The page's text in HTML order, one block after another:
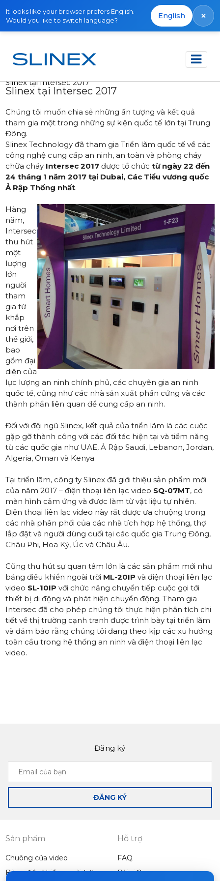
It looks like your browser prefers English.
Would you like to switch language?
English ×
Trang chủ Tin tức
Slinex tại Intersec 2017
Slinex tại Intersec 2017
Chúng tôi muốn chia sẻ những ấn tượng và kết quả
tham gia một trong những sự kiện quốc tế lớn tại Trung
Đông.
Slinex Technology đã tham gia Triển lãm quốc tế về các
công nghệ cung cấp an ninh, an toàn và phòng cháy
chữa cháy Intersec 2017 được tổ chứctừ ngày 22 đến
24 tháng 1 năm 2017 tại Dubai, Các Tiểu vương quốc
Ả Rập Thống nhất.
Hàng
năm,
Intersec
thu hút
một
lượng
lớn
người
tham
gia từ
khắp
nơi trên
thế giới,
bao
gồm đại
diện của
lực lượng an ninh chính phủ, các chuyên gia an ninh
quốc tế, cũng như các nhà sản xuất phần cứng và các
thành phần liên quan để cung cấp an ninh.
Đối với đội ngũ Slinex, kết quả của triển lãm là các cuộc
gặp gỡ thành công với các đối tác hiện tại và tiềm năng
từ các quốc gia như UAE, Ả Rập Saudi, Lebanon, Jordan,
Algeria, Oman và Kenya.
Tại triển lãm, công ty Slinex đã giới thiệu sản phẩm mới
của năm 2017 – điện thoại liên lạc video SQ-07MT, có
màn hình cảm ứng và được làm từ vật liệu tự nhiên.
Điện thoại liên lạc video này rất được ưa chuộng trong
các nhà phân phối của các nhà tích hợp hệ thống, thợ
lắp đặt và người dùng cuối tại các quốc gia Trung Đông,
Châu Phi, Hoa Kỳ, Úc và Châu Âu.
Cũng thu hút sự quan tâm lớn là các sản phẩm mới như
bảng điều khiển ngoài trời ML-20IP và điện thoại liên lạc
video SL-10IP với chức năng chuyển tiếp cuộc gọi tới
thiết bị di động và phát hiện chuyển động. Tham gia
Intersec đã cho phép chúng tôi thực hiện phân tích chi
tiết về thị trường cạnh tranh được trình bày tại triển lãm
và đảm bảo rằng chúng tôi đang theo kịp các xu hướng
toàn cầu trong hệ thống an ninh và điện thoại liên lạc
video.
Đăng ký
Email
của
bạn
ĐĂNG KÝ
Sản phẩm
Chuông cửa video
Bảng điều khiển ngoài trời
Hỗ trợ
FAQ
Bài viết